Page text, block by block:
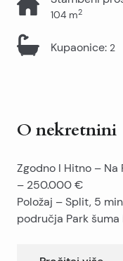
104 m2
Kupaonice: 2
O nekretnini
Zgodno I Hitno – Na
– 250.000 €
Položaj – Split, 5
područja Park šuma